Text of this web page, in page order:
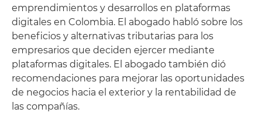
emprendimientos y desarrollos en plataformas
digitales en Colombia. El abogado habló sobre los
beneficios y alternativas tributarias para los
empresarios que deciden ejercer mediante
plataformas digitales. El abogado también dió
recomendaciones para mejorar las oportunidades
de negocios hacia el exterior y la rentabilidad de
las compañías.